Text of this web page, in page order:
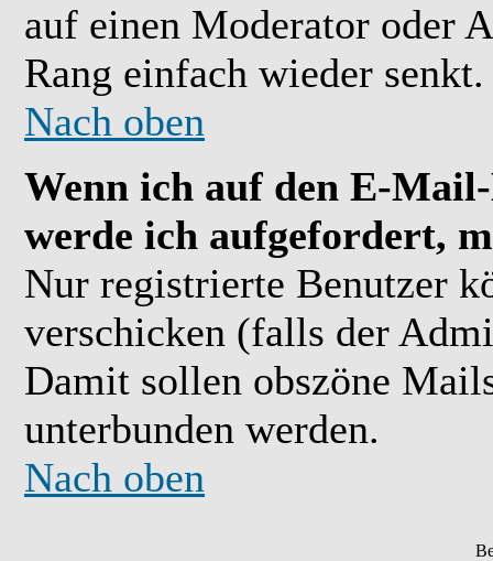
auf einen Moderator oder
Rang einfach wieder senkt.
Nach oben
Wenn ich auf den E-
werde ich aufgefordert,
Nur registrierte Benutzer
verschicken (falls der
Damit sollen obszöne
unterbunden werden.
Nach oben